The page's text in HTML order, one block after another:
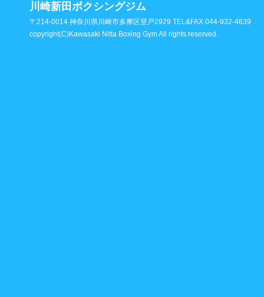
川崎新田ボクシングジム
〒214-0014 神奈川県川崎市多摩区登戸2929 TEL&FAX 044-932-4639
copyright(C)Kawasaki Nitta Boxing Gym All rights reserved.